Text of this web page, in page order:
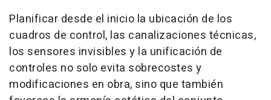
Planificar desde el inicio la ubicación de los
cuadros de control, las canalizaciones técnicas,
los sensores invisibles y la unificación de
controles no solo evita sobrecostes y
modificaciones en obra, sino que también